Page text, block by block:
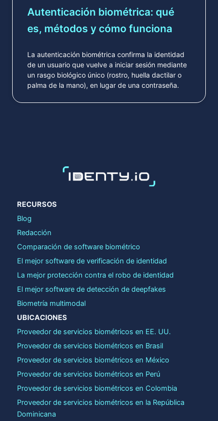
Autenticación biométrica: qué
es, métodos y cómo funciona
La autenticación biométrica confirma la identidad
de un usuario que vuelve a iniciar sesión mediante
un rasgo biológico único (rostro, huella dactilar o
palma de la mano), en lugar de una contraseña.
RECURSOS
Blog
Redacción
Comparación de software biométrico
El mejor software de verificación de identidad
La mejor protección contra el robo de identidad
El mejor software de detección de deepfakes
Biometría multimodal
UBICACIONES
Proveedor de servicios biométricos en EE. UU.
Proveedor de servicios biométricos en Brasil
Proveedor de servicios biométricos en México
Proveedor de servicios biométricos en Perú
Proveedor de servicios biométricos en Colombia
Proveedor de servicios biométricos en la República
Dominicana